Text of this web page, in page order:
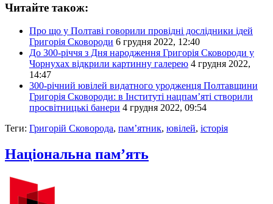
Читайте також:
Про що у Полтаві говорили провідні дослідники ідей
Григорія Сковороди 6 грудня 2022, 12:40
До 300-річчя з Дня народження Григорія Сковороди у
Чорнухах відкрили картинну галерею 4 грудня 2022,
14:47
300-річний ювілей видатного уродженця Полтавщини
Григорія Сковороди: в Інституті нацпам’яті створили
просвітницькі банери 4 грудня 2022, 09:54
Теги: Григорій Сковорода, пам’ятник, ювілей, історія
Національна пам’ять